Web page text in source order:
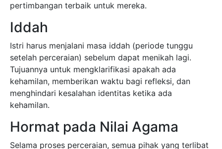
pertimbangan terbaik untuk mereka.
Iddah
Istri harus menjalani masa iddah (periode tunggu
setelah perceraian) sebelum dapat menikah lagi.
Tujuannya untuk mengklarifikasi apakah ada
kehamilan, memberikan waktu bagi refleksi, dan
menghindari kesalahan identitas ketika ada
kehamilan.
Hormat pada Nilai Agama
Selama proses perceraian, semua pihak yang terlibat